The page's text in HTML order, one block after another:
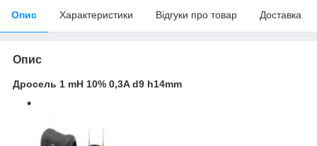
Опис Характеристики Відгуки про товар Доставка
Опис
Дросель 1 mH 10% 0,3A d9 h14mm